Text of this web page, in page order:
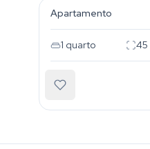
Apartamento
1 quarto 45